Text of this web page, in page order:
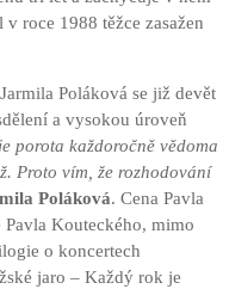
roce 1988 těžce zasažen
Poláková se již devět
a vysokou úroveň
porota každoročně vědoma
Proto vím, že rozhodování
Poláková. Cena Pavla
Kouteckého, mimo
o koncertech
jaro – Každý rok je